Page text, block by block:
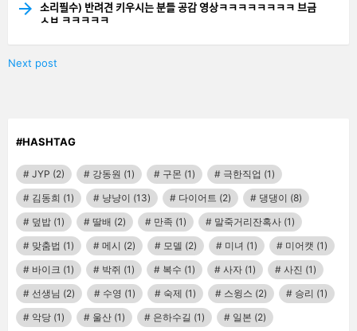
소리필수) 반려견 키우시는 분들 공감 영상ㅋㅋㅋㅋㅋㅋㅋㅋ 브금
ㅅㅂ ㅋㅋㅋㅋㅋ
Next post
#HASHTAG
JYP (2) 강동원 (1) 구몬 (1) 극한직업 (1)
김동희 (1) 냥냥이 (13) 다이어트 (2) 댕댕이 (8)
덮밥 (1) 딸배 (2) 만족 (1) 말죽거리잔혹사 (1)
맞춤법 (1) 메시 (2) 모델 (2) 미녀 (1) 미어캣 (1)
바이크 (1) 박쥐 (1) 복수 (1) 사자 (1) 사진 (1)
선생님 (2) 수영 (1) 숙제 (1) 스윙스 (2) 승리 (1)
악당 (1) 울산 (1) 은하수길 (1) 일본 (2)